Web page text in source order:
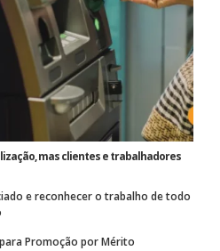
mas clientes e trabalhadores
e reconhecer o trabalho de todo
Promoção por Mérito